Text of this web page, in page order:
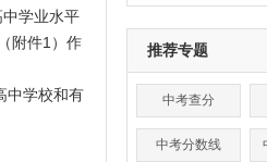
学业水平
附件1）作
中学校和有
推荐专题
中考查分
中考分数线